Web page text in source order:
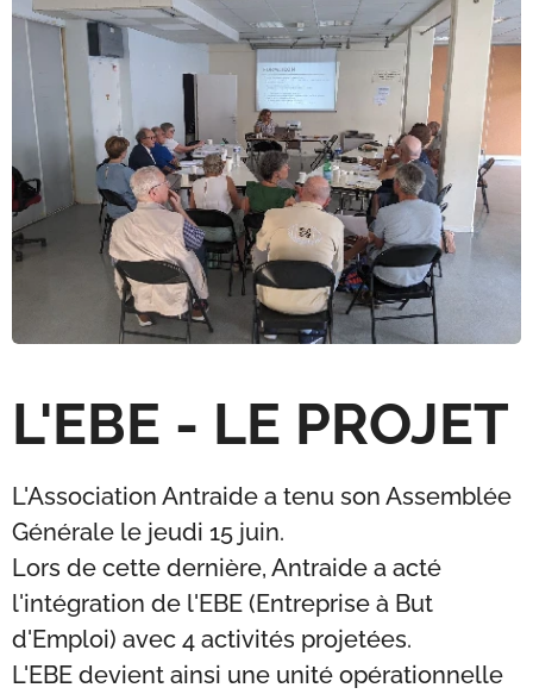
L'EBE - LE PROJET
L'Association Antraide a tenu son Assemblée
Générale le jeudi 15 juin.
Lors de cette dernière, Antraide a acté
l'intégration de l'EBE (Entreprise à But
d'Emploi) avec 4 activités projetées.
L'EBE devient ainsi une unité opérationnelle